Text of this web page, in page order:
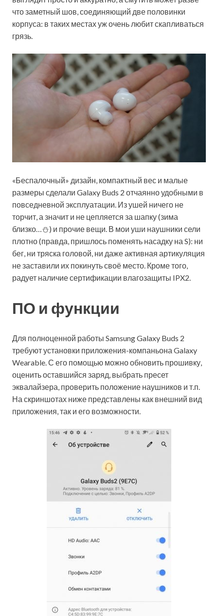
что заметный шов, соединяющий две половинки
корпуса: в таких местах уж очень любит скапливаться
грязь.
«Беспалочный» дизайн, компактный вес и малые
размеры сделали Galaxy Buds 2 отчаянно удобными в
повседневной эксплуатации. Из ушей ничего не
торчит, а значит и не цепляется за шапку (зима
близко…⛄) и прочие вещи. В мои уши наушники сели
плотно (правда, пришлось поменять насадку на S): ни
бег, ни тряска головой, ни даже активная артикуляция
не заставили их покинуть своё место. Кроме того,
радует наличие сертификации влагозащиты IPX2.
ПО и функции
Для полноценной работы Samsung Galaxy Buds 2
требуют установки приложения-компаньона Galaxy
Wearable. С его помощью можно обновить прошивку,
оценить оставшийся заряд, выбрать пресет
эквалайзера, проверить положение наушников и т.п.
На скриншотах ниже представлены как внешний вид
приложения, так и его возможности.